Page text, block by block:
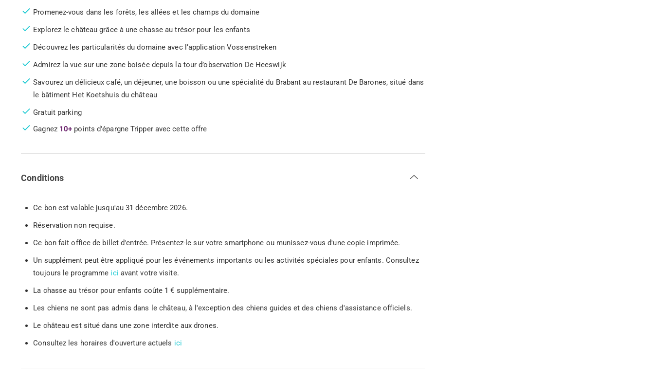
Promenez-vous dans les forêts, les allées et les champs du domaine
Explorez le château grâce à une chasse au trésor pour les enfants
Découvrez les particularités du domaine avec l’application Vossenstreken
Admirez la vue sur une zone boisée depuis la tour d’observation De Heeswijk
Savourez un délicieux café, un déjeuner, une boisson ou une spécialité du Brabant au restaurant De Barones, situé dans
le bâtiment Het Koetshuis du château
Gratuit parking
Gagnez 10+ points d'épargne Tripper avec cette offre
Conditions
Ce bon est valable jusqu'au 31 décembre 2026.
Réservation non requise.
Ce bon fait office de billet d'entrée. Présentez-le sur votre smartphone ou munissez-vous d'une copie imprimée.
Un supplément peut être appliqué pour les événements importants ou les activités spéciales pour enfants. Consultez
toujours le programme ici avant votre visite.
La chasse au trésor pour enfants coûte 1 € supplémentaire.
Les chiens ne sont pas admis dans le château, à l'exception des chiens guides et des chiens d'assistance officiels.
Le château est situé dans une zone interdite aux drones.
Consultez les horaires d'ouverture actuels ici